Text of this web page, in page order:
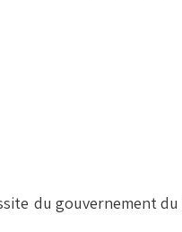
du gouvernement du